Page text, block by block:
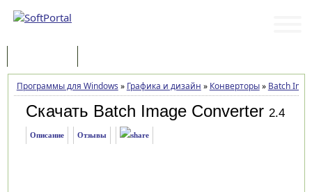
Программы для Windows » Графика и дизайн » Конверторы» Batch
Скачать Batch Image Converter 2.4
Описание Отзывы